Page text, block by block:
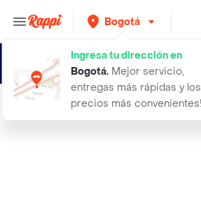
Bogotá
Ingresa tu dirección en
Bogotá. Mejor servicio,
entregas más rápidas y los
precios más convenientes!
aceite corporal truly post depilaci